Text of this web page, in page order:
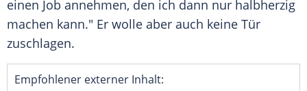
einen Job annehmen, den ich dann nur halbherzig
machen kann." Er wolle aber auch keine Tür
zuschlagen.
Empfohlener externer Inhalt: